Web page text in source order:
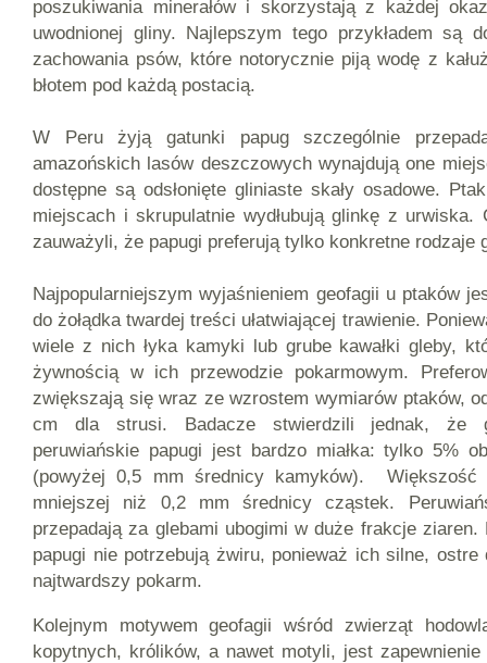
poszukiwania minerałów i skorzystają z każdej
uwodnionej gliny. Najlepszym tego przykładem są
zachowania psów, które notorycznie piją wodę z
błotem pod każdą postacią.
W Peru żyją gatunki papug szczególnie
amazońskich lasów deszczowych wynajdują one
dostępne są odsłonięte gliniaste skały osadowe.
miejscach i skrupulatnie wydłubują glinkę z urwiska.
zauważyli, że papugi preferują tylko konkretne rodzaje
Najpopularniejszym wyjaśnieniem geofagii u ptaków
do żołądka twardej treści ułatwiającej trawienie.
wiele z nich łyka kamyki lub grube kawałki gleby,
żywnością w ich przewodzie pokarmowym.
zwiększają się wraz ze wzrostem wymiarów ptaków,
cm dla strusi. Badacze stwierdzili jednak, że
peruwiańskie papugi jest bardzo miałka: tylko 5%
(powyżej 0,5 mm średnicy kamyków). Większość
mniejszej niż 0,2 mm średnicy cząstek.
przepadają za glebami ubogimi w duże frakcje
papugi nie potrzebują żwiru, ponieważ ich silne,
najtwardszy pokarm.
Kolejnym motywem geofagii wśród zwierząt
kopytnych, królików, a nawet motyli, jest zapewnienie